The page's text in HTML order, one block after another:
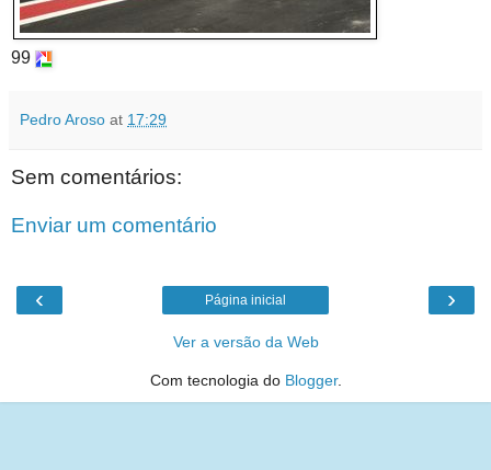
99
Pedro Aroso at 17:29
Sem comentários:
Enviar um comentário
‹ ›
Página inicial
Ver a versão da Web
Com tecnologia do Blogger.